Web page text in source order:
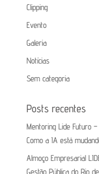
Clipping
Evento
Galeria
Notícias
Sem categoria
Posts recentes
Mentoring Lide Futuro
Como a IA está
Almoço Empresarial
Gestão Pública do Rio